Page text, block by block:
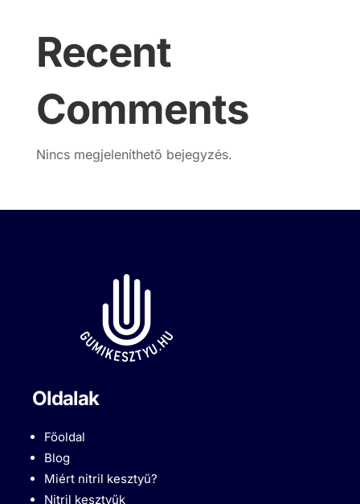
Recent
Comments
Nincs megjeleníthető bejegyzés.
Oldalak
Főoldal
Blog
Miért nitril kesztyű?
Nitril kesztyűk